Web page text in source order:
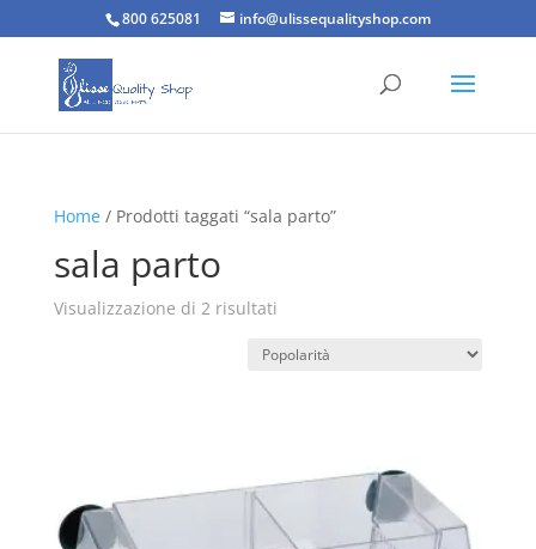
800 625081 info@ulissequalityshop.com
Home/ Prodotti taggati “sala parto”
sala parto
Visualizzazione di 2 risultatiPopolarità